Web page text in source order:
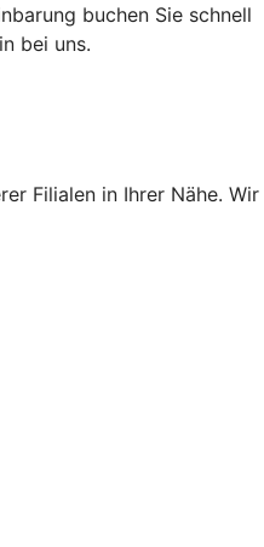
buchen Sie schnell
bei uns.
Filialen in Ihrer Nähe. Wir